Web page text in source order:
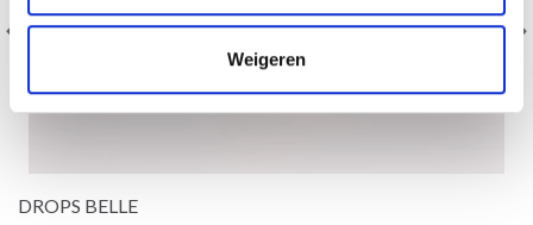
Weigeren
DROPS BELLE